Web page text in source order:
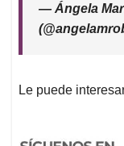
— Ángela
Le puede